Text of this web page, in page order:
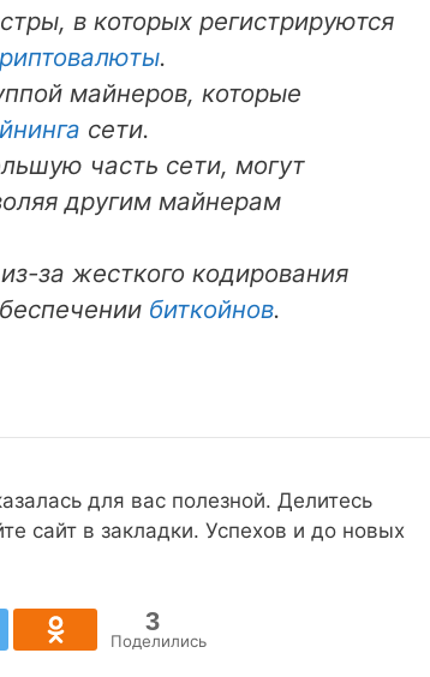
в которых регистрируются
.
майнеров, которые
сети.
часть сети, могут
другим майнерам
за жесткого кодирования
биткойнов.
для вас полезной. Делитесь
сайт в закладки. Успехов и до новых
3
Поделились